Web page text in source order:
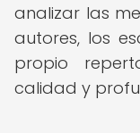
analizar las
autores, los
propio
calidad y